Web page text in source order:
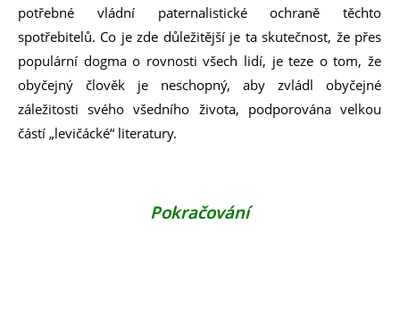
potřebné vládní paternalistické ochraně těchto
spotřebitelů. Co je zde důležitější je ta skutečnost, že přes
populární dogma o rovnosti všech lidí, je teze o tom, že
obyčejný člověk je neschopný, aby zvládl obyčejné
záležitosti svého všedního života, podporována velkou
částí „levičácké“ literatury.
Pokračování